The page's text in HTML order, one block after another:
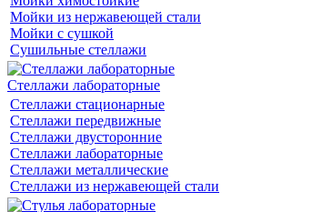
Мойки из нержавеющей стали
Мойки с сушкой
Сушильные стеллажи
Стеллажи лабораторные
Стеллажи стационарные
Стеллажи передвижные
Стеллажи двусторонние
Стеллажи лабораторные
Стеллажи металлические
Стеллажи из нержавеющей стали